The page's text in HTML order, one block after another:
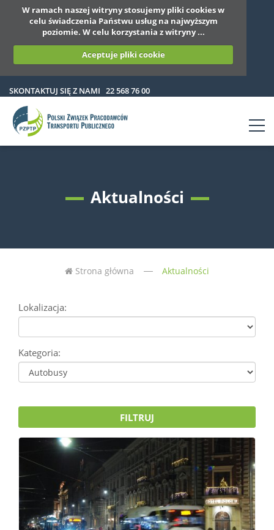
W ramach naszej witryny stosujemy pliki cookies w
celu świadczenia Państwu usług na najwyższym
poziomie. W celu korzystania z witryny ...
Aceptuje pliki cookie
SKONTAKTUJ SIĘ Z NAMI 22 568 76 00
Aktualności
Strona główna Aktualności
Lokalizacja:
Kategoria:
FILTRUJ